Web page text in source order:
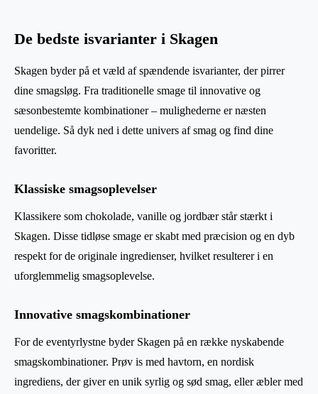
De bedste isvarianter i Skagen
Skagen byder på et væld af spændende isvarianter, der pirrer
dine smagsløg. Fra traditionelle smage til innovative og
sæsonbestemte kombinationer – mulighederne er næsten
uendelige. Så dyk ned i dette univers af smag og find dine
favoritter.
Klassiske smagsoplevelser
Klassikere som chokolade, vanille og jordbær står stærkt i
Skagen. Disse tidløse smage er skabt med præcision og en dyb
respekt for de originale ingredienser, hvilket resulterer i en
uforglemmelig smagsoplevelse.
Innovative smagskombinationer
For de eventyrlystne byder Skagen på en række nyskabende
smagskombinationer. Prøv is med havtorn, en nordisk
ingrediens, der giver en unik syrlig og sød smag, eller æbler med